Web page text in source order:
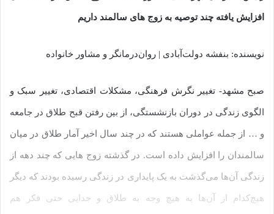
افزایش یافته چند توصیه به زوج های سالمند داریم
نویسنده: بنفشه دولت‌آبادی | روان‌درمانگر و مشاور خانواده
صبح مشهد- تغییر نگرش فرهنگی، مشکلات اقتصادی، تغییر سبک و
الگوی زندگی در دوران بازنشستگی، از بین رفتن قبح طلاق در جامعه
و … از جمله عواملی هستند که در چند سال اخیر آمار طلاق در میان
سالمندان را افزایش داده است. در گذشته زوج هایی که چند دهه از
زندگی آن‌ها‌ می‌گذشت به یک پایداری در زندگی رسیده بودند که دیگر
هیچ‌کدام از آن‌ها به هیچ وجه به طلاق و جدایی حتی فکر هم